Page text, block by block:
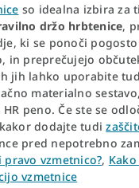
so idealna izbira za
držo hrbtenice,
ki se ponoči
in preprečujejo
jih lahko uporabite
materialno
HR peno. Če ste se
dodajte tudi
pred nepotrebno
pravo vzmetnico?,
vzmetnice